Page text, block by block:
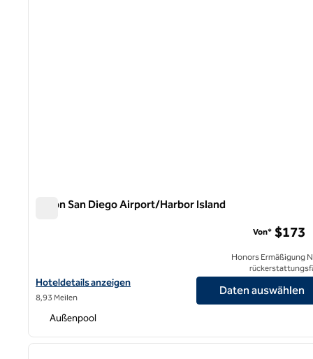
Hilton San Diego Airport/Harbor Island
Hoteldetails zum Hilton San Diego Airport/Harbor Island anzeigen
Hoteldetails anzeigen
8,93 Meilen
Von* $173
Honors Ermäßigung
Daten auswählen
Außenpool
1 von 12